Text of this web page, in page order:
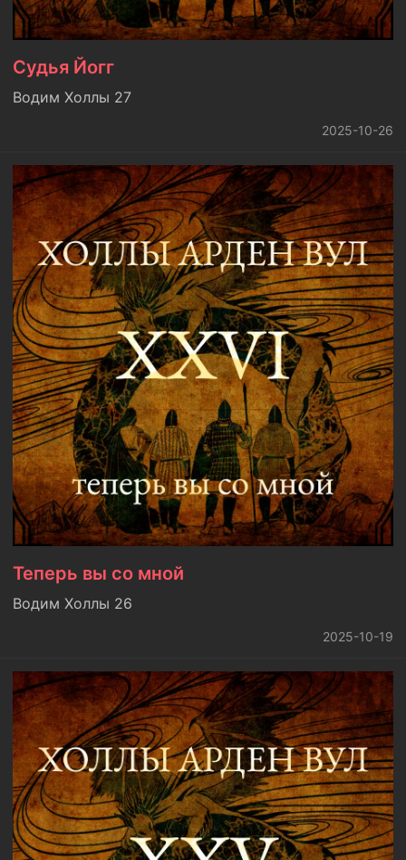
Судья Йогг
Водим Холлы 27
2025-10-26
Теперь вы со мной
Водим Холлы 26
2025-10-19